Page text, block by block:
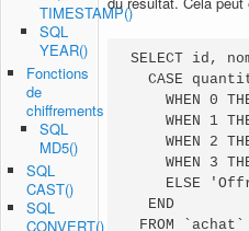
SELECT id,
CASE
WHEN 0
WHEN 1
WHEN 2
WHEN 3
ELSE
END
FROM `achat`
TIMESTAMP()
SQL
YEAR()
Fonctions
de
chiffrements
SQL
MD5()
SQL
CAST()
SQL
CONVERT()